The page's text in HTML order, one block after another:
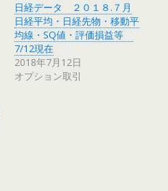
日経データ ２０１８.７月
日経平均・日経先物・移動平
均線・SQ値・評価損益等
7/12現在
2018年7月12日
オプション取引